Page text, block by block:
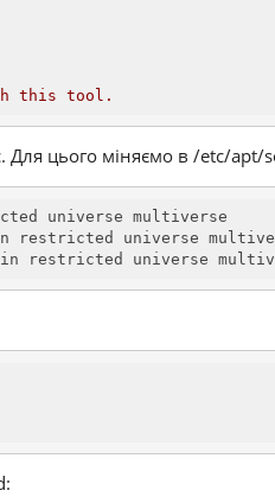
this tool.
цього міняємо в /etc/apt/
universe multiverse
restricted universe
restricted universe